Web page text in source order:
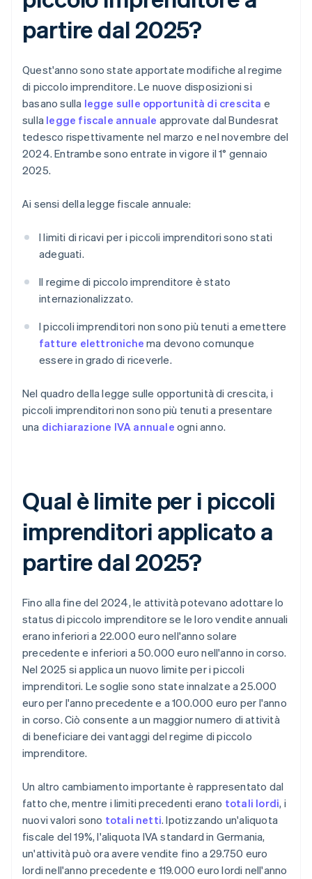
partire dal 2025?
Quest'anno sono state apportate modifiche al regime
di piccolo imprenditore. Le nuove disposizioni si
basano sulla legge sulle opportunità di crescita e
sulla legge fiscale annuale approvate dal Bundesrat
tedesco rispettivamente nel marzo e nel novembre del
2024. Entrambe sono entrate in vigore il 1° gennaio
2025.
Ai sensi della legge fiscale annuale:
I limiti di ricavi per i piccoli imprenditori sono stati
adeguati.
Il regime di piccolo imprenditore è stato
internazionalizzato.
I piccoli imprenditori non sono più tenuti a emettere
fatture elettroniche ma devono comunque
essere in grado di riceverle.
Nel quadro della legge sulle opportunità di crescita, i
piccoli imprenditori non sono più tenuti a presentare
una dichiarazione IVA annuale ogni anno.
Qual è limite per i piccoli
imprenditori applicato a
partire dal 2025?
Fino alla fine del 2024, le attività potevano adottare lo
status di piccolo imprenditore se le loro vendite annuali
erano inferiori a 22.000 euro nell'anno solare
precedente e inferiori a 50.000 euro nell'anno in corso.
Nel 2025 si applica un nuovo limite per i piccoli
imprenditori. Le soglie sono state innalzate a 25.000
euro per l'anno precedente e a 100.000 euro per l'anno
in corso. Ciò consente a un maggior numero di attività
di beneficiare dei vantaggi del regime di piccolo
imprenditore.
Un altro cambiamento importante è rappresentato dal
fatto che, mentre i limiti precedenti erano totali lordi, i
nuovi valori sono totali netti. Ipotizzando un'aliquota
fiscale del 19%, l'aliquota IVA standard in Germania,
un'attività può ora avere vendite fino a 29.750 euro
lordi nell'anno precedente e 119.000 euro lordi nell'anno